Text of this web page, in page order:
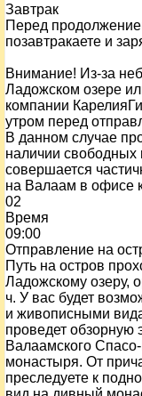
Завтрак
Перед
позавтракаете и
Внимание! Из-за
Ладожском озере
компании
утром перед
В данном случае
наличии свободных
совершается
на Валаам в офисе
02
Время
09:00
Отправление на
Путь на остров
Ладожскому озеру,
ч. У вас будет
и живописными
проведет обзорную
Валаамского
монастыря. От
преследуете к